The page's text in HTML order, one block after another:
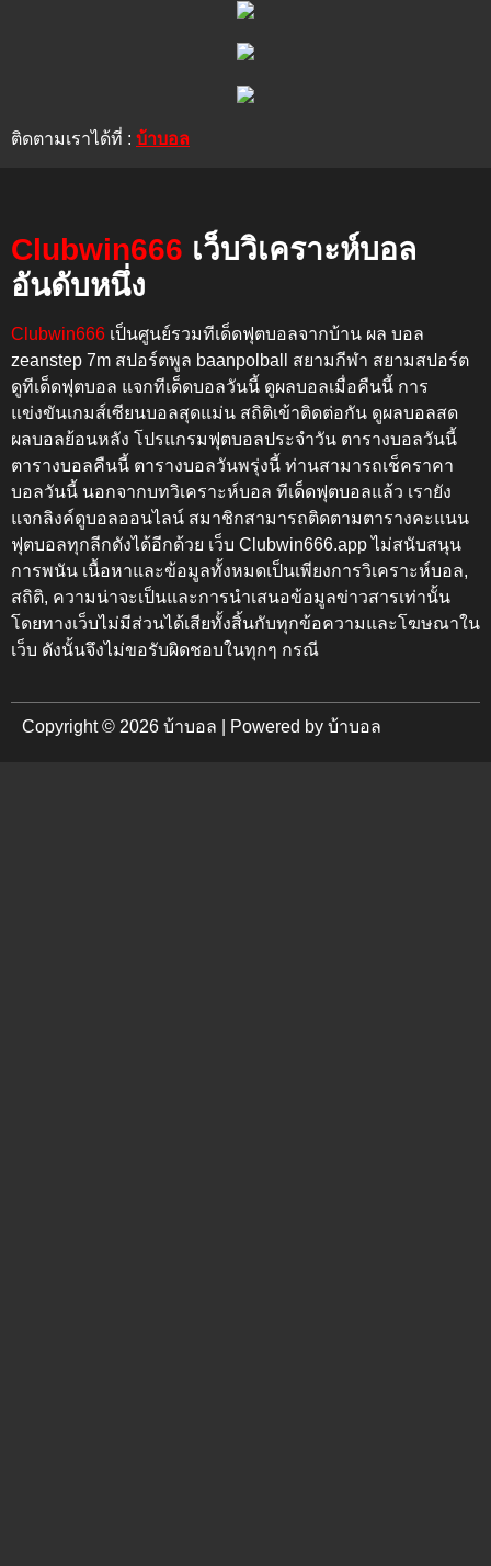
ติดตามเราได้ที่ : บ้าบอล
Clubwin666 เว็บวิเคราะห์บอล
อันดับหนึ่ง
Clubwin666 เป็นศูนย์รวมทีเด็ดฟุตบอลจากบ้าน ผล บอล
zeanstep 7m สปอร์ตพูล baanpolball สยามกีฬา สยามสปอร์ต
ดูทีเด็ดฟุตบอล แจกทีเด็ดบอลวันนี้ ดูผลบอลเมื่อคืนนี้ การ
แข่งขันเกมส์เซียนบอลสุดแม่น สถิติเข้าติดต่อกัน ดูผลบอลสด
ผลบอลย้อนหลัง โปรแกรมฟุตบอลประจำวัน ตารางบอลวันนี้
ตารางบอลคืนนี้ ตารางบอลวันพรุ่งนี้ ท่านสามารถเช็คราคา
บอลวันนี้ นอกจากบทวิเคราะห์บอล ทีเด็ดฟุตบอลแล้ว เรายัง
แจกลิงค์ดูบอลออนไลน์ สมาชิกสามารถติดตามตารางคะแนน
ฟุตบอลทุกลีกดังได้อีกด้วย เว็บ Clubwin666.appไม่สนับสนุน
การพนัน เนื้อหาและข้อมูลทั้งหมดเป็นเพียงการวิเคราะห์บอล,
สถิติ, ความน่าจะเป็นและการนำเสนอข้อมูลข่าวสารเท่านั้น
โดยทางเว็บไม่มีส่วนได้เสียทั้งสิ้นกับทุกข้อความและโฆษณาใน
เว็บ ดังนั้นจึงไม่ขอรับผิดชอบในทุกๆ กรณี
Copyright © 2026 บ้าบอล | Powered by บ้าบอล